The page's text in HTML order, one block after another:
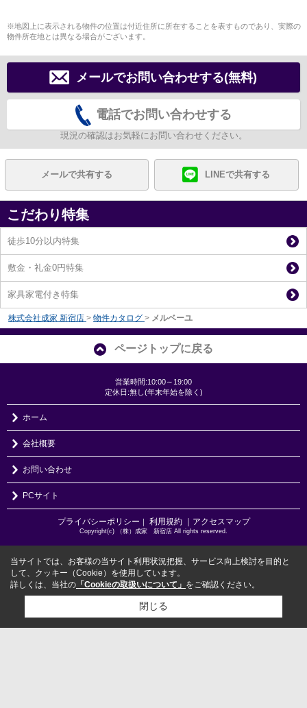
※地図上に表示される物件の位置は付近住所に所在することを表すものであり、実際の
物件所在地とは異なる場合がございます。
メールでお問い合わせする(無料)
電話でお問い合わせする
現況の確認はお気軽にお問い合わせください。
メールで共有する LINEで共有する
こだわり特集
徒歩10分以内特集
敷金・礼金0円特集
家具家電付き特集
株式会社成家 新宿店 > 物件カタログ > メルベーユ
ページトップに戻る
営業時間:10:00～19:00
定休日:無し(年末年始を除く)
ホーム
会社概要
お問い合わせ
PCサイト
プライバシーポリシー 利用規約 ｜アクセスマップ
Copyright(c) （株）成家 新宿店 All rights reserved.
当サイトでは、お客様の当サイト利用状況把握、サービス向上検討を目的と
して、クッキー（Cookie）を使用しています。
詳しくは、当社の 「Cookieの取扱いについて」 をご確認ください。
閉じる